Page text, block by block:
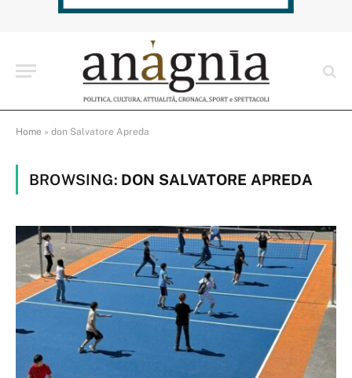
Home » don Salvatore Apreda
BROWSING: DON SALVATORE APREDA